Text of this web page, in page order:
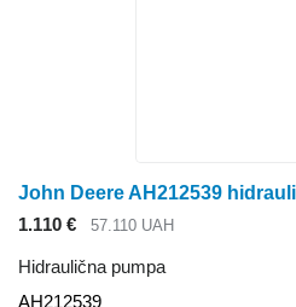
1.110 € 57.110 UAH
Hidraulična pumpa
AH212539